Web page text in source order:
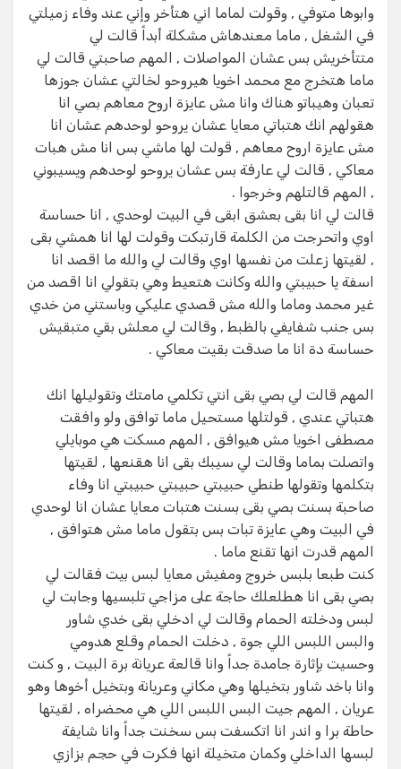
وابوها متوفي , وقولت لماما اني هتأخر وإني عند وفاء زميلتي
في الشغل , ماما معندهاش مشكلة أبداً قالت لي
متتأخريش بس عشان المواصلات , المهم صاحبتي قالت لي
ماما هتخرج مع محمد اخويا هيروحو لخالتي عشان جوزها
تعبان وهيباتو هناك وانا مش عايزة اروح معاهم بصي انا
هقولهم انك هتباتي معايا عشان يروحو لوحدهم عشان انا
مش عايزة اروح معاهم , قولت لها ماشي بس انا مش هبات
معاكي , قالت لي عارفة بس عشان يروحو لوحدهم ويسيبوني
, المهم قالتلهم وخرجوا .
قالت لي انا بقى بعشق ابقى في البيت لوحدي , انا حساسة
اوي واتحرجت من الكلمة قارتبكت وقولت لها انا همشي بقى
, لقيتها زعلت من نفسها اوي وقالت لي والله ما اقصد انا
اسفة يا حبيبتي والله وكانت هتعيط وهي بتقولي انا اقصد من
غير محمد وماما والله مش قصدي عليكي وباستني من خدي
بس جنب شفايفي بالظبط , وقالت لي معلش بقي متبقيش
حساسة دة انا ما صدقت بقيت معاكي .
المهم قالت لي بصي بقى انتي تكلمي مامتك وتقوليلها انك
هتباتي عندي , قولتلها مستحيل ماما توافق ولو وافقت
مصطفى اخويا مش هيوافق , المهم مسكت هي موبايلي
واتصلت بماما وقالت لي سيبك بقى انا هقنعها , لقيتها
بتكلمها وتقولها طنطي حبيبتي حبيبتي حبيبتي انا وفاء
صاحبة بسنت بصي بقى بسنت هتبات معايا عشان انا لوحدي
في البيت وهي عايزة تبات بس بتقول ماما مش هتوافق ,
المهم قدرت انها تقنع ماما .
كنت طبعا بلبس خروج ومفيش معايا لبس بيت فقالت لي
بصي بقى انا هطلعلك حاجة على مزاجي تلبسيها وجابت لي
لبس ودخلته الحمام وقالت لي ادخلي بقى خدي شاور
والبس اللبس اللي جوة , دخلت الحمام وقلع هدومي
وحسيت بإثارة جامدة جداً وانا قالعة عريانة برة البيت , و كنت
وانا باخد شاور بتخيلها وهي مكاني وعريانة وبتخيل أخوها وهو
عريان , المهم جيت البس اللبس اللي هي محضراه , لقيتها
حاطة برا و اندر انا اتكسفت بس سخنت جداً وانا شايفة
لبسها الداخلي وكمان متخيلة انها فكرت في حجم بزازي